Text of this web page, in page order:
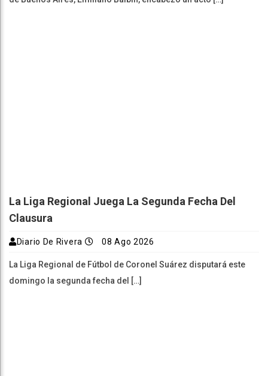
La Liga Regional Juega La Segunda Fecha Del
Clausura
Diario De Rivera 08 Ago 2026
La Liga Regional de Fútbol de Coronel Suárez disputará este
domingo la segunda fecha del […]